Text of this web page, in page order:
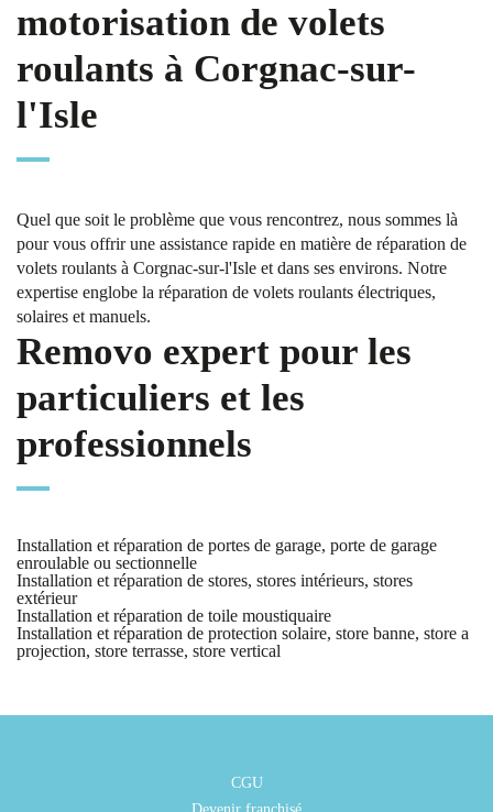
motorisation de volets
roulants à Corgnac-sur-
l'Isle
Quel que soit le problème que vous rencontrez, nous sommes là
pour vous offrir une assistance rapide en matière de réparation de
volets roulants à Corgnac-sur-l'Isle et dans ses environs. Notre
expertise englobe la réparation de volets roulants électriques,
solaires et manuels.
Removo expert pour les
particuliers et les
professionnels
Installation et réparation de portes de garage, porte de garage
enroulable ou sectionnelle
Installation et réparation de stores, stores intérieurs, stores
extérieur
Installation et réparation de toile moustiquaire
Installation et réparation de protection solaire, store banne, store a
projection, store terrasse, store vertical
CGU